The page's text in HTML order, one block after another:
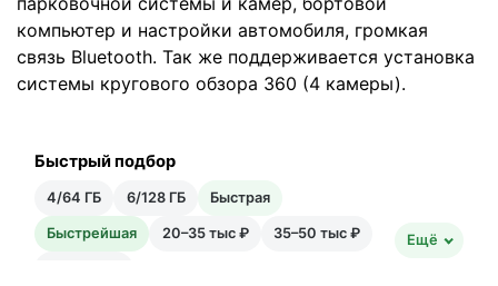
компьютер и настройки автомобиля, громкая
связь Bluetooth. Так же поддерживается установка
системы кругового обзора 360 (4 камеры).
Быстрый подбор
4/64 ГБ 6/128 ГБ Быстрая
Быстрейшая 20–35 тыс ₽ 35–50 тыс ₽ Ещё